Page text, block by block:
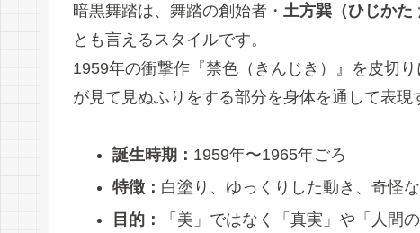
暗黒舞踏は、舞踏の創始者・ 土方巽（ひじかた
とも言えるスタイルです。
1959年の衝撃作『禁色（きんじき）』を皮切り
が見て見ぬふりをする部分を身体を通して表現
誕生時期： 1959年〜1965年ごろ
特徴： 白塗り、ゆっくりした動き、奇怪
目的：
「美」ではなく「真実」や「人間